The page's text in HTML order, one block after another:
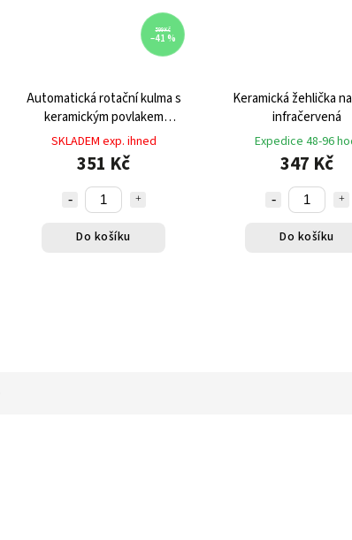
599 Kč
–41 %
Automatická rotační kulma s
keramickým povlakem
bezdrátová
SKLADEM exp. ihned
351 Kč
Do košíku
Keramická žehlička
infračervená
Expedice 48-96
347 Kč
Do košíku